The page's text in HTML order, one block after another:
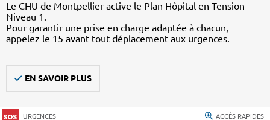
Le CHU de Montpellier active le Plan Hôpital en Tension –
Niveau 1.
Pour garantir une prise en charge adaptée à chacun,
appelez le 15 avant tout déplacement aux urgences.
EN SAVOIR PLUS
URGENCES ACCÈS RAPIDES